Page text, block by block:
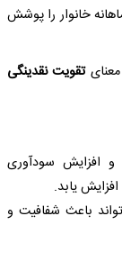
خانوار را پوشش
معنایتقویت نقدینگی
و افزایش سودآوری
یابد.
باعث شفافیت و